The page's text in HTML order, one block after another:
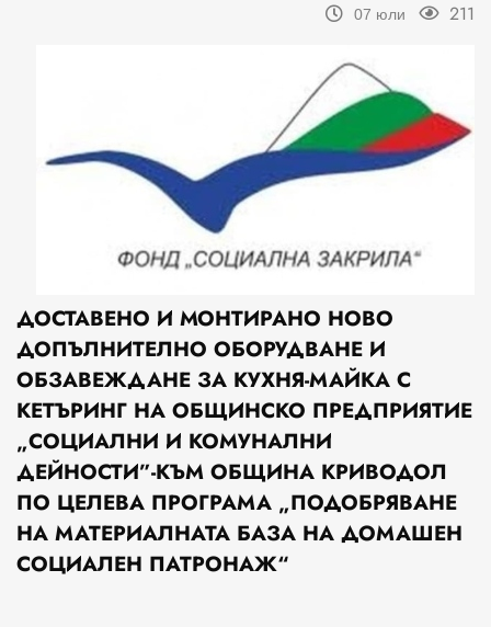
07 юли 211
ДОСТАВЕНО И МОНТИРАНО НОВО
ДОПЪЛНИТЕЛНО ОБОРУДВАНЕ И
ОБЗАВЕЖДАНЕ ЗА КУХНЯ-МАЙКА С
КЕТЪРИНГ НА ОБЩИНСКО ПРЕДПРИЯТИЕ
„СОЦИАЛНИ И КОМУНАЛНИ
ДЕЙНОСТИ”-КЪМ ОБЩИНА КРИВОДОЛ
ПО ЦЕЛЕВА ПРОГРАМА „ПОДОБРЯВАНЕ
НА МАТЕРИАЛНАТА БАЗА НА ДОМАШЕН
СОЦИАЛЕН ПАТРОНАЖ“